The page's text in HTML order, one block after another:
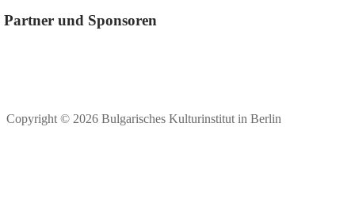
Partner und Sponsoren
Copyright © 2026 Bulgarisches Kulturinstitut in Berlin